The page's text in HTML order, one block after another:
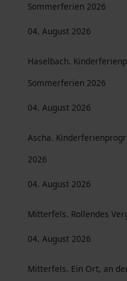
Sommerferien 2026
04. August 2026
Haselbach.
Sommerferien 2026
04. August 2026
Ascha.
2026
04. August 2026
Mitterfels. Rollendes
04. August 2026
Mitterfels. Ein Ort, an